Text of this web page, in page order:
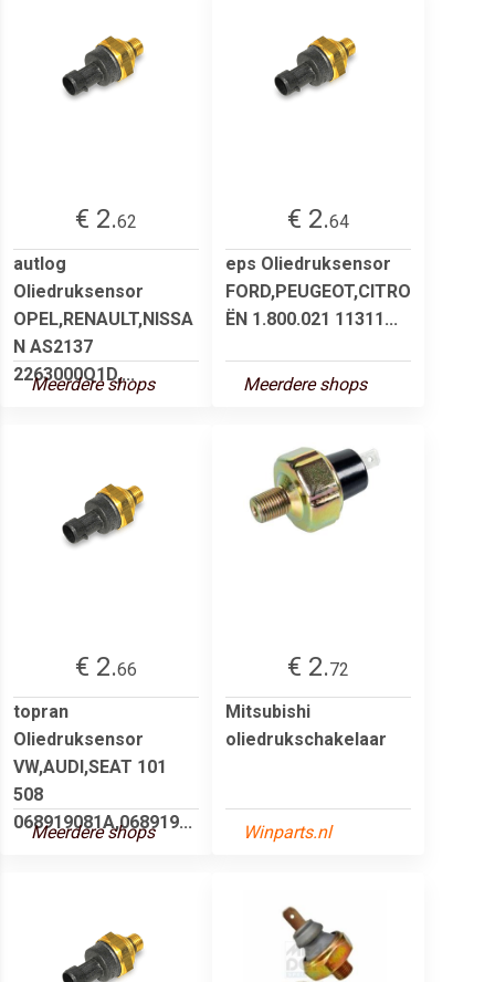
€ 2.62
autlog
Oliedruksensor
OPEL,RENAULT,NISSA
N AS2137
2263000Q1D,...
Meerdere shops
€ 2.64
eps Oliedruksensor
FORD,PEUGEOT,CITRO
ËN 1.800.021 11311...
Meerdere shops
€ 2.66
topran
Oliedruksensor
VW,AUDI,SEAT 101
508
068919081A,068919...
Meerdere shops
€ 2.72
Mitsubishi
oliedrukschakelaar
Winparts.nl